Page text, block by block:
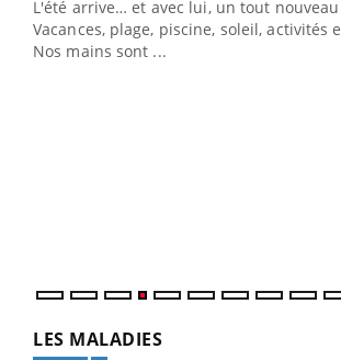
L'été arrive… et avec lui, un tout nouveau
Vacances, plage, piscine, soleil, activités
Nos mains sont ...
LES MALADIES